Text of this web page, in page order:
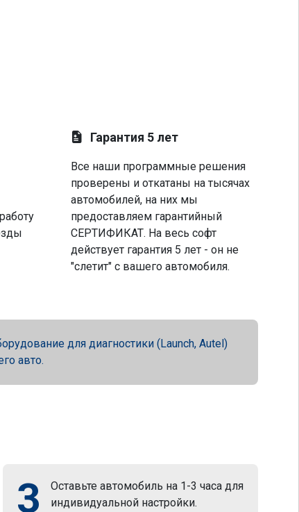
Гарантия 5 лет
Все наши программные решения
проверены и откатаны на тысячах
автомобилей, на них мы
предоставляем гарантийный
СЕРТИФИКАТ. На весь софт
действует гарантия 5 лет - он не
"слетит" с вашего автомобиля.
для диагностики (Launch, Autel)
авто.
3
Оставьте автомобиль на 1-3 часа для
индивидуальной настройки.